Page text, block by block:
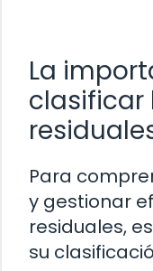
La
clasificar
Para
y gestionar
residuales,
su